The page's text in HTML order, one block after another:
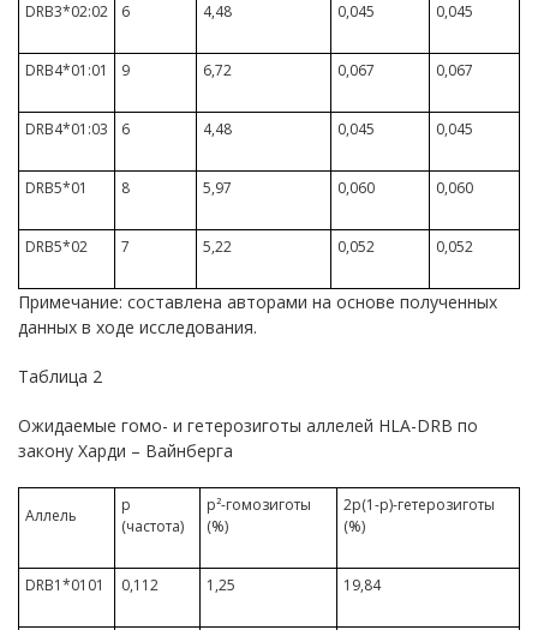
DRB3*02:02 6 4,48 0,045 0,045
DRB4*01:01 9 6,72 0,067 0,067
DRB4*01:03 6 4,48 0,045 0,045
DRB5*01 8 5,97 0,060 0,060
DRB5*02 7 5,22 0,052 0,052
Примечание: составлена авторами на основе полученных
данных в ходе исследования.
Таблица 2
Ожидаемые гомо- и гетерозиготы аллелей HLA-DRB по
закону Харди – Вайнберга
Аллель
p
(частота)
p²-гомозиготы
(%)
2p(1-p)-гетерозиготы
(%)
DRB1*0101 0,112 1,25 19,84